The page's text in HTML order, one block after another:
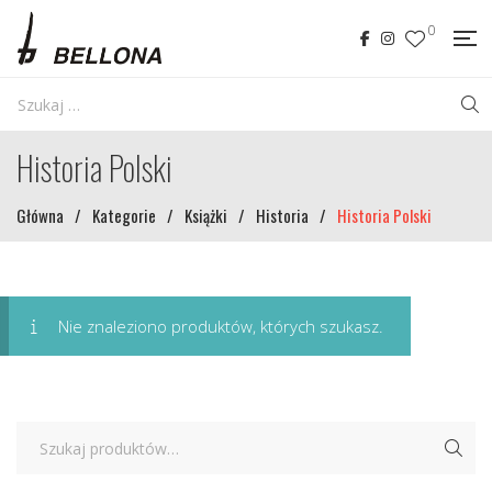
0
Historia Polski
Główna / Kategorie / Książki / Historia / Historia Polski
Nie znaleziono produktów, których szukasz.